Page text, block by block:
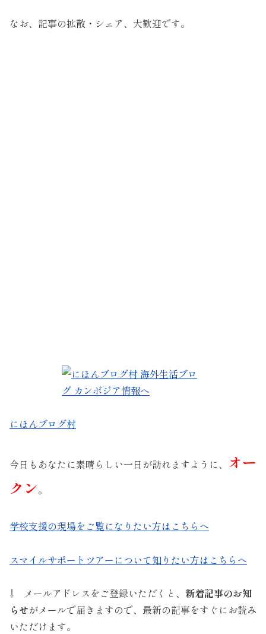
なお、記事の拡散・シェア、大歓迎です。
にほんブログ村
今日もあなたに素晴らしい一日が訪れますように、 オー
クン。
学校支援の現場をご覧になりたい方はこちらへ
スマイルサポートツアーについて知りたい方はこちらへ
⇩ メールアドレスをご登録いただくと、 新着記事のお知
らせがメールで届きますので、最新の記事をすぐにお読み
いただけます。